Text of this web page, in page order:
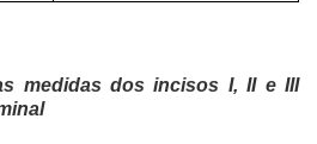
medidas dos incisos I, II e III